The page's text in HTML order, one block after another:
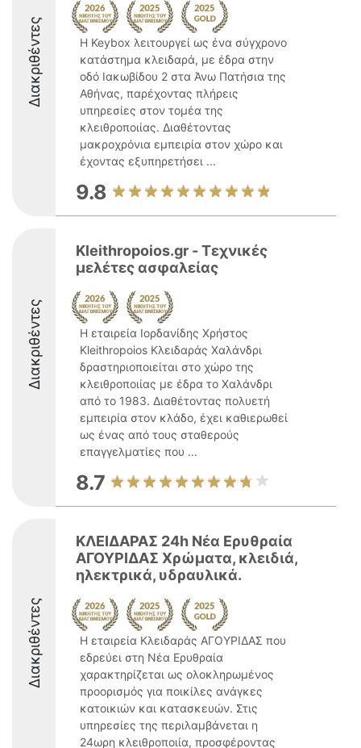
Διακριθέντες
Η Keybox λειτουργεί ως ένα σύγχρονο
κατάστημα κλειδαρά, με έδρα στην
οδό Ιακωβίδου 2 στα Άνω Πατήσια της
Αθήνας, παρέχοντας πλήρεις
υπηρεσίες στον τομέα της
κλειθροποιίας. Διαθέτοντας
μακροχρόνια εμπειρία στον χώρο και
έχοντας εξυπηρετήσει ...
9.8
Διακριθέντες
Kleithropoios.gr - Τεχνικές
μελέτες ασφαλείας
Η εταιρεία Ιορδανίδης Χρήστος
Kleithropoios Κλειδαράς Χαλάνδρι
δραστηριοποιείται στο χώρο της
κλειθροποιίας με έδρα το Χαλάνδρι
από το 1983. Διαθέτοντας πολυετή
εμπειρία στον κλάδο, έχει καθιερωθεί
ως ένας από τους σταθερούς
επαγγελματίες που ...
8.7
Διακριθέντες
ΚΛΕΙΔΑΡΑΣ 24h Νέα Ερυθραία
ΑΓΟΥΡΙΔΑΣ Χρώματα, κλειδιά,
ηλεκτρικά, υδραυλικά.
Η εταιρεία Κλειδαράς ΑΓΟΥΡΙΔΑΣ που
εδρεύει στη Νέα Ερυθραία
χαρακτηρίζεται ως ολοκληρωμένος
προορισμός για ποικίλες ανάγκες
κατοικιών και κατασκευών. Στις
υπηρεσίες της περιλαμβάνεται η
24ωρη κλειθροποιία, προσφέροντας